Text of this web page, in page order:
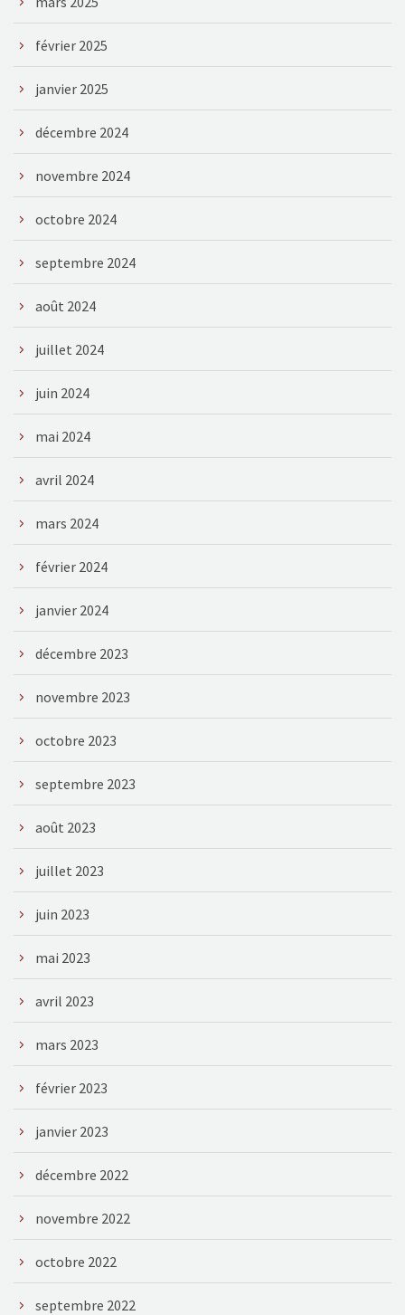
février 2025
janvier 2025
décembre 2024
novembre 2024
octobre 2024
septembre 2024
août 2024
juillet 2024
juin 2024
mai 2024
avril 2024
mars 2024
février 2024
janvier 2024
décembre 2023
novembre 2023
octobre 2023
septembre 2023
août 2023
juillet 2023
juin 2023
mai 2023
avril 2023
mars 2023
février 2023
janvier 2023
décembre 2022
novembre 2022
octobre 2022
septembre 2022